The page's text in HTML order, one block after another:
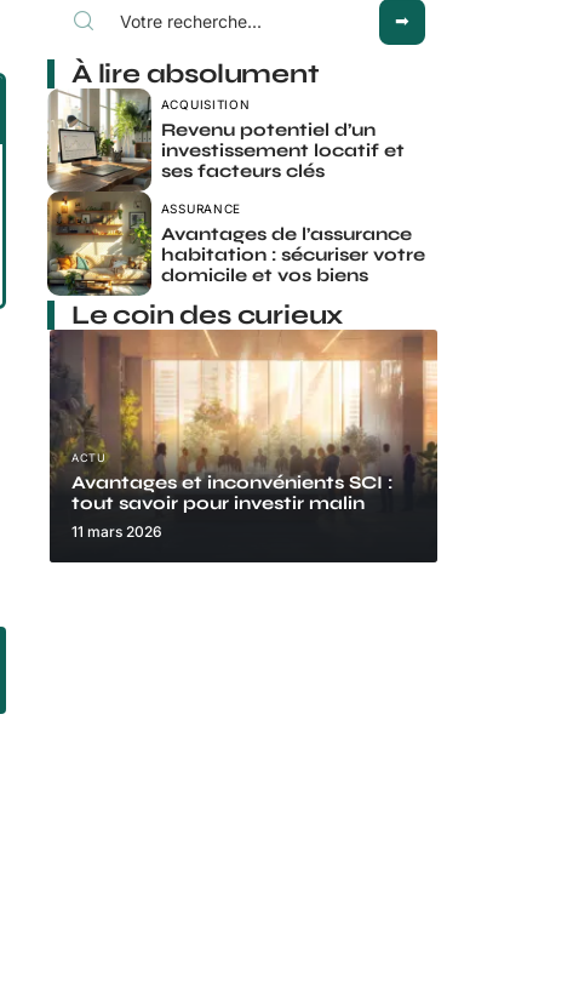
À lire absolument
ACQUISITION
Revenu potentiel d’un
investissement locatif et
ses facteurs clés
ASSURANCE
Avantages de l’assurance
habitation : sécuriser votre
domicile et vos biens
Le coin des curieux
ACTU
Avantages et inconvénients SCI :
tout savoir pour investir malin
11 mars 2026